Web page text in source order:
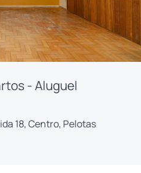
- Aluguel
18, Centro, Pelotas